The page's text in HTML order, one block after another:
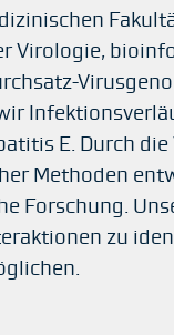
Virologie,
E. Durch
Methoden
Forschung.
zu